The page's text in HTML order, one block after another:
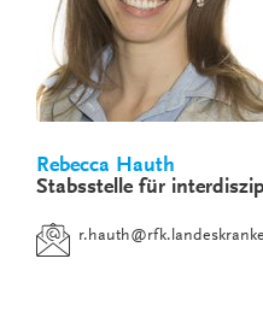
Rebecca Hauth
Stabsstelle für
r.hauth@